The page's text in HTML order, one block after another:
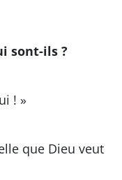
sont-ils ?
! »
que Dieu veut